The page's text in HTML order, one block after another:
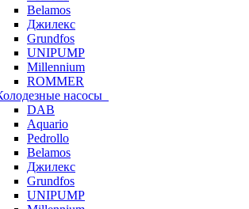
Belamos
Джилекс
Grundfos
UNIPUMP
Millennium
ROMMER
насосы
DAB
Aquario
Pedrollo
Belamos
Джилекс
Grundfos
UNIPUMP